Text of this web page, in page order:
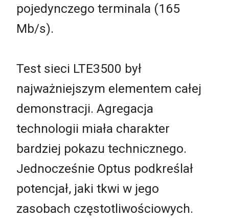
pojedynczego terminala (165
Mb/s).
Test sieci LTE3500 był
najważniejszym elementem całej
demonstracji. Agregacja
technologii miała charakter
bardziej pokazu technicznego.
Jednocześnie Optus podkreślał
potencjał, jaki tkwi w jego
zasobach częstotliwościowych.